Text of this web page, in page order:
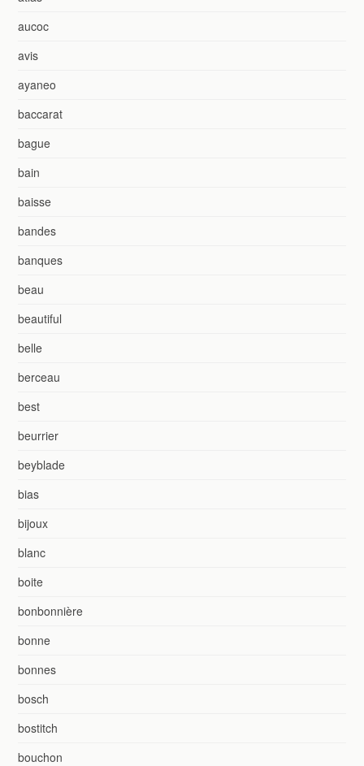
aucoc
avis
ayaneo
baccarat
bague
bain
baisse
bandes
banques
beau
beautiful
belle
berceau
best
beurrier
beyblade
bias
bijoux
blanc
boite
bonbonnière
bonne
bonnes
bosch
bostitch
bouchon